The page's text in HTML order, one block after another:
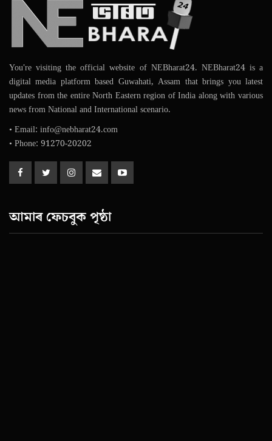
You're visiting the official website of NEBharat24. NEBharat24 is a
digital media platform based Guwahati, Assam that brings you latest
updates from the entire North Eastern region of India along with various
news from National and International scenario.
• Email: info@nebharat24.com
• Phone: 91270-20202
আমাৰ ফেচবুক পৃষ্ঠা